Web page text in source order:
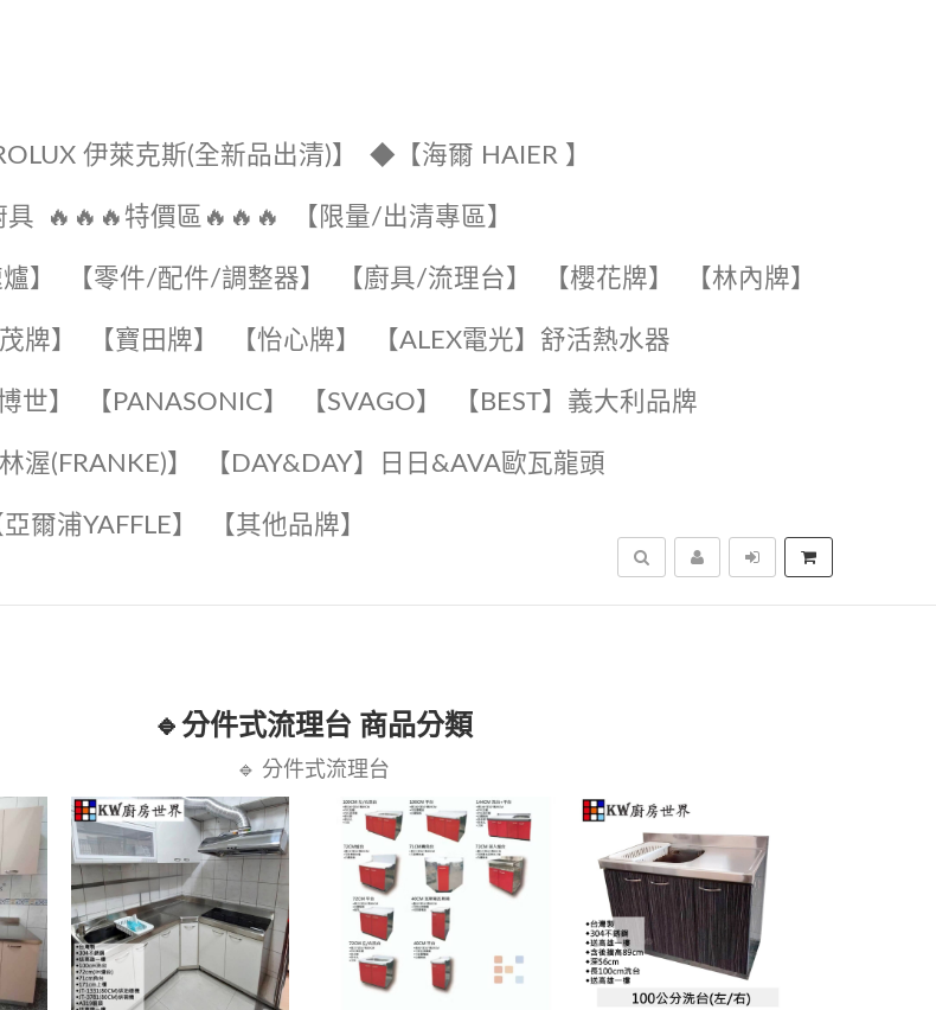
伊萊克斯(全新品出清)】 ◆【海爾 HAIER 】
具 🔥🔥🔥特價區🔥🔥🔥 【限量/出清專區】
】 【零件/配件/調整器】 【廚具/流理台】 【櫻花牌】 【林內牌】
牌】 【寶田牌】 ️【怡心牌】️ ️️【ALEX電光】舒活熱水器️️
世】 ️【PANASONIC】️ ️【SVAGO】️ ️【BEST】️義大利品牌
渥(FRANKE)】️ ️【DAY&DAY】️日日&AVA歐瓦龍頭
亞爾浦YAFFLE】 ️【其他品牌】️
搜尋
🔹分件式流理台 商品分類
🔹 分件式流理台